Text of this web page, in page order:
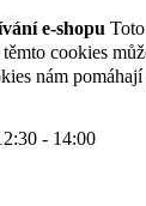
e-shopu
cookies
nám
- 14:00